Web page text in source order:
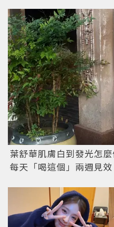
葉舒華肌膚白到發光怎
每天「喝這個」兩週見效